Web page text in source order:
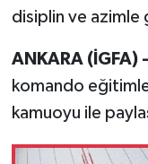
disiplin ve azimle
ANKARA (İGFA) -
komando
kamuoyu ile